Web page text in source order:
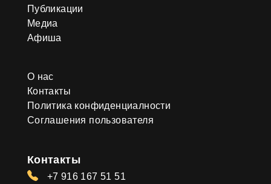
Публикации
Медиа
Афиша
О нас
Контакты
Политика конфиденциалности
Соглашения пользователя
Контакты
+7 916 167 51 51